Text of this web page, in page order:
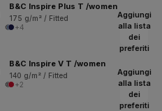
B&C Inspire Plus T /women
175 g/m² / Fitted
+4
Aggiungi
alla lista
dei
preferiti
B&C Inspire V T /women
140 g/m² / Fitted
+2
Aggiungi
alla lista
dei
preferiti